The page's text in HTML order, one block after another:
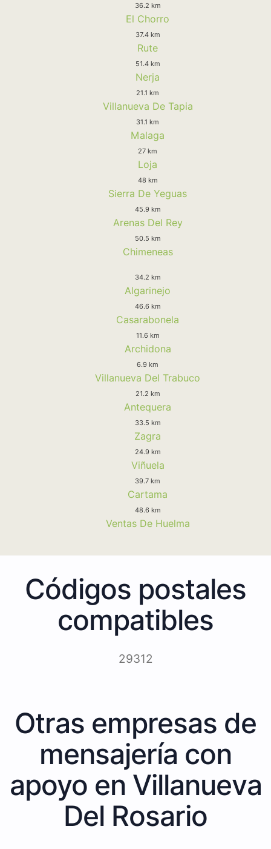
36.2 km
El Chorro
37.4 km
Rute
51.4 km
Nerja
21.1 km
Villanueva De Tapia
31.1 km
Malaga
27 km
Loja
48 km
Sierra De Yeguas
45.9 km
Arenas Del Rey
50.5 km
Chimeneas
34.2 km
Algarinejo
46.6 km
Casarabonela
11.6 km
Archidona
6.9 km
Villanueva Del Trabuco
21.2 km
Antequera
33.5 km
Zagra
24.9 km
Viñuela
39.7 km
Cartama
48.6 km
Ventas De Huelma
Códigos postales
compatibles
29312
Otras empresas de
mensajería con
apoyo en Villanueva
Del Rosario